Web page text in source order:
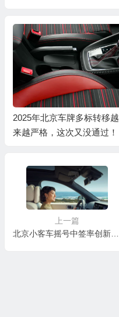
2025年北京车牌多标转移越
来越严格，这次又没通过！
上一篇
北京小客车摇号中签率创新低：854人仅中1人